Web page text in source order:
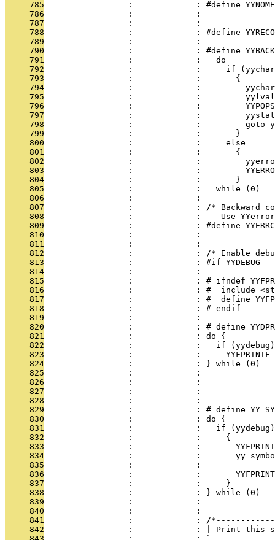
     785
:             : #define
     786
                 :             :
     787
                 :             :
     788
:             : #define
     789
                 :             :
     790
:             : #define
     791
:             :   do
     792
:             :     if
     793
:             :       {
     794
:             :
     795
:             :
     796
:             :
     797
:             :
     798
:             :         goto
     799
:             :       }
     800
:             :     else
     801
:             :       {
     802
:             :
     803
:             :
     804
:             :       }
     805
                 :             :   while (0)
     806
                 :             :
     807
:             : /* Backward
     808
:             :    Use
     809
:             : #define
     810
                 :             :
     811
                 :             :
     812
:             : /* Enable
     813
                 :             : #if YYDEBUG
     814
                 :             :
     815
:             : # ifndef
     816
:             : #  include
     817
:             : #  define
     818
                 :             : # endif
     819
                 :             :
     820
:             : # define
     821
:             : do {
     822
:             :   if
     823
:             :
     824
                 :             : } while (0)
     825
                 :             :
     826
                 :             :
     827
                 :             :
     828
                 :             :
     829
:             : # define
     830
:             : do {
     831
:             :   if
     832
:             :     {
     833
:             :
     834
:             :
     835
:             :
     836
:             :
     837
:             :     }
     838
                 :             : } while (0)
     839
                 :             :
     840
                 :             :
     841
:             : /
     842
:             : | Print this